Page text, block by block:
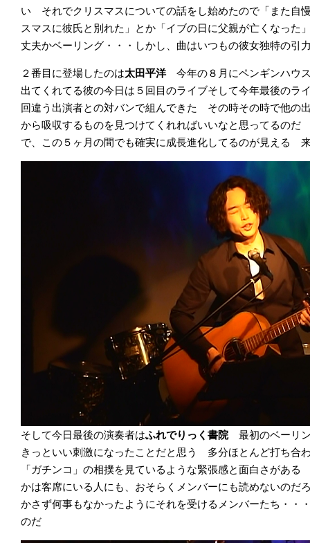
い それでクリスマスについての話をし始めたので「また自
スマスに彼氏と別れた」とか「イブの日に父親が亡くなっ
丈夫かベーリング・・・しかし、曲はいつもの彼女独特の引
２番目に登場したのは太田平洋 今年の８月にペンギンハウ
出てくれてる彼の今日は５回目のライブそして今年最後の
回違う出演者との対バンで組んできた その時その時で他の
から吸収するものを見つけてくれればいいなと思ってるの
で、この５ヶ月の間でも確実に成長進化してるのが見える
そして今日最後の演奏者はふれでりっく書院 最初のベーリ
きっといい刺激になったことだと思う 多分ほとんど打ち合
「ガチンコ」の相撲を見ているような緊張感と面白さがあ
かは客席にいる人にも、おそらくメンバーにも読めないのだ
かさず何事もなかったようにそれを受けるメンバーたち・・
のだ